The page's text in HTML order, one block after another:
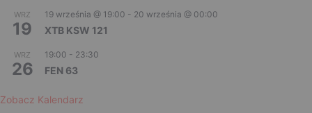
WRZ
19
19 września @ 19:00 - 20 września @ 00:00
XTB KSW 121
WRZ
26
19:00 - 23:30
FEN 63
Zobacz Kalendarz